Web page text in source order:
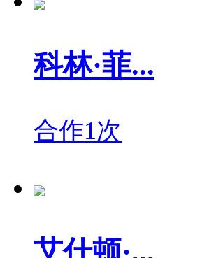
科林·菲...
合作1次
艾什顿·...